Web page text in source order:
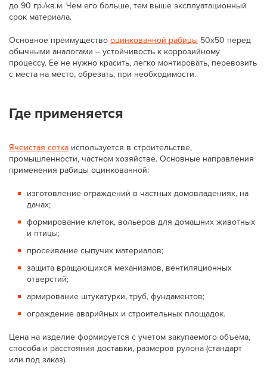
до 90 гр./кв.м. Чем его больше, тем выше эксплуатационный
срок материала.
Основное преимуществооцинкованной рабицы 50х50 перед
обычными аналогами – устойчивость к коррозийному
процессу. Ее не нужно красить, легко монтировать, перевозить
с места на место, обрезать, при необходимости.
Где применяется
Ячеистая сетка используется в строительстве,
промышленности, частном хозяйстве. Основные направления
применения рабицы оцинкованной:
изготовление ограждений в частных домовладениях, на
дачах;
формирование клеток, вольеров для домашних животных
и птицы;
просеивание сыпучих материалов;
защита вращающихся механизмов, вентиляционных
отверстий;
армирование штукатурки, труб, фундаментов;
ограждение аварийных и строительных площадок.
Цена на изделие формируется с учетом закупаемого объема,
способа и расстояния доставки, размеров рулона (стандарт
или под заказ).